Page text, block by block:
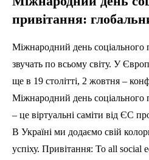
привітання:
Міжнародний день соціального
звучать по всьому світу. У
ще в 19 столітті, 2 жовтня –
Міжнародний день соціального
– це віртуальні саміти від ЄС
В Україні ми додаємо свій
успіху. Привітання: To all social